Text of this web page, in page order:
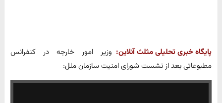
پایگاه خبری تحلیلی مثلث آنلاین: وزیر امور خارجه در کنفرانس
مطبوعاتی بعد از نشست شورای امنیت سازمان ملل: